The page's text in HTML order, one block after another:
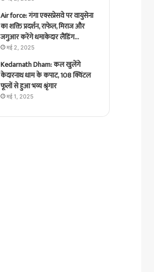
Air force: गंगा एक्सप्रेसवे पर वायुसेना
का शक्ति प्रदर्शन, राफेल, मिराज और
जगुआर करेंगे धमाकेदार लैंडिंग…
मई 2, 2025
Kedarnath Dham: कल खुलेंगे
केदारनाथ धाम के कपाट, 108 क्विंटल
फूलों से हुआ भव्य श्रृंगार
मई 1, 2025